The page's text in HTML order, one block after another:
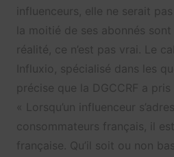
influenceurs, elle ne serait
la moitié de ses abonnés sont
réalité, ce n’est pas vrai. Le
Influxio, spécialisé dans les
précise que la DGCCRF a
«
Lorsqu’un influenceur
consommateurs français, il
française. Qu’il soit ou non